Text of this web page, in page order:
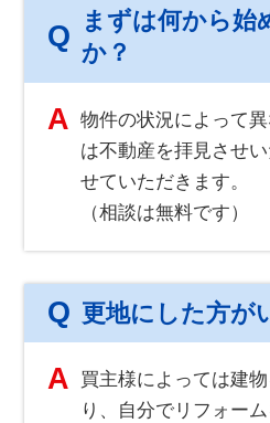
Q
まずは何から始
か？
A
物件の状況によって
は不動産を拝見させ
せていただきます。
（相談は無料です）
Q 更地にした方が
A
買主様によっては建
り、自分でリフォー